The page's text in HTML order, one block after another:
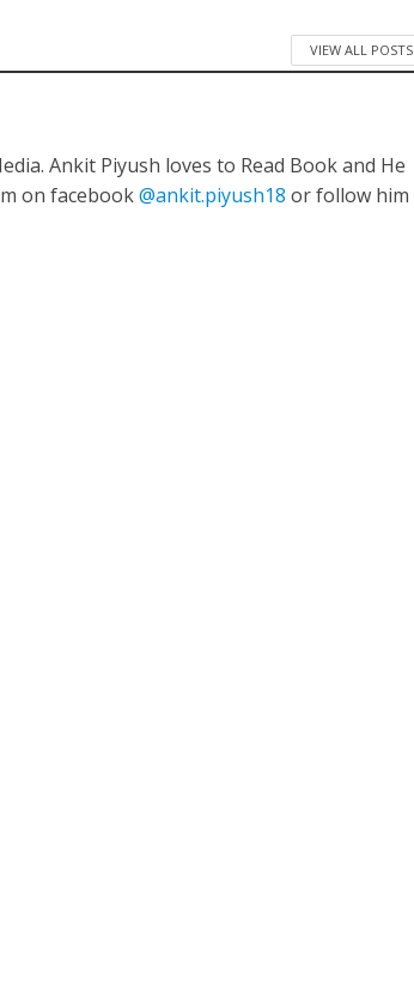
धमाल
VIEW ALL POSTS
Ankit Piyush loves to Read Book and He
on facebook@ankit.piyush18 or follow him